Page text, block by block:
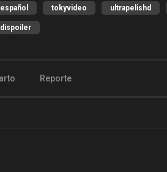
tokyvideo ultrapelishd
Reporte